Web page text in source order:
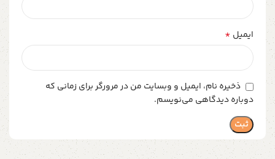
ایمیل *
ذخیره نام، ایمیل و وبسایت من در مرورگر برای زمانی که
دوباره دیدگاهی می‌نویسم.